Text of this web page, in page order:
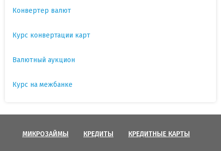
Конвертер валют
Курс конвертации карт
Валютный аукцион
Курс на межбанке
МИКРОЗАЙМЫ КРЕДИТЫ КРЕДИТНЫЕ КАРТЫ